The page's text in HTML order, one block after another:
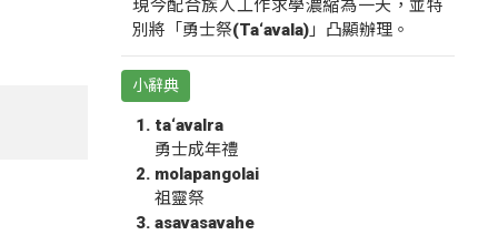
現今配合族人工作求學濃縮為一天，並特
別將「勇士祭(Ta‘avala)」凸顯辦理。
小辭典
ta‘avalra
勇士成年禮
molapangolai
祖靈祭
asavasavahe